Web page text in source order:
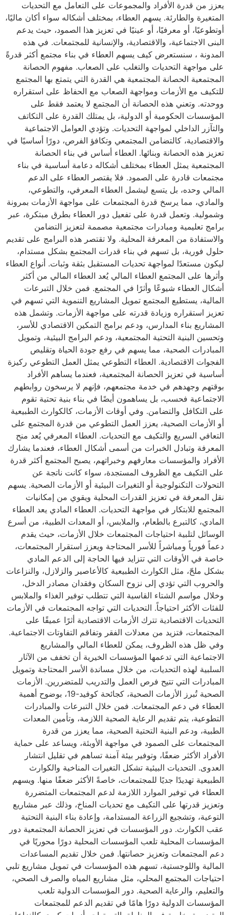
يعزز من قدرة الأفراد والمجموعات على التعامل مع التحديات
المتغيرة والطارئة. يسهم العطاء، بمختلف أشكاله سواء أكان ماليًا،
أوتطوعيًا، أو معرفيًا، أو عينيًا في تعزيز هذا الصمود، حيث يدعم
البنى الاجتماعية، والاقتصادية، والإنسانية للمجتمعات. في هذه
المدونة ، سنستعرض كيف يسهم العطاء في بناء مجتمع أكثر قدرةً
على مواجهة التحديات والتغلب على الصعاب. مفهوم الحصانة
المجتمعية الحصانة المجتمعية هي القدرة التي يتمتع بها المجتمع
للتكيف مع الأزمات ومواجهة الصعاب مع الحفاظ على استقراره
ووحدته. وتعني هذه الحصانة أن المجتمع لا يعتمد فقط على
المؤسسات الحكومية أو الدولية، بل يمتلك القدرة على التكاتف
والتآزر الداخلي لمواجهة التحديات. وتؤدي العوامل الاجتماعية
والاقتصادية، كالتضامن المجتمعي وتكافؤ الفرص، دورًا أساسيًا في
تعزيز هذه الحصانة وبنائها. العطاء أساس في بناء الحصانة
المجتمعية يمثل العطاء بمختلف أشكاله دعامة أساسية في بناء
مجتمعات قادرة على الصمود. فلا يقتصر العطاء على الدعم
المالي وحده، بل يتسع ليشمل العطاء المعرفي، والتطوعي،
والمادي، مما يرسخ قدرة المجتمعات على مواجهة الأزمات بمرونة
وشمولية. وتعمل قدرة على تفعيل دور العطاء بطرق مبتكرة، عبر
برامج تعليمية ومبادرات مجتمعية مصممة لتعزيز التضامن
والاستفادة من المعرفة المحلية. ولا تقتصر هذه البرامج على تقديم
حلول فورية، بل تسهم في بناء قدرات المجتمع بشكل مستدام،
ليكون مستعدًا لمواجهة تحديات المستقبل بثقة وثبات. أنواع العطاء
وأثرها على المجتمع العطاء المالي يُعد العطاء المالي من أكثر
أشكال العطاء شيوعًا وأثرًا في المجتمع. فمن خلال التبرعات
المالية، يستطيع المجتمع تمويل المشاريع التنموية التي تسهم في
تعزيز استقراره وزيادة قدرته على مواجهة الأزمات. وتشمل هذه
المشاريع بناء المدارس، ودعم برامج التمكين الاقتصادي للأسر،
وتحسين البنية التحتية المجتمعية، ودعم البرامج البيئية، وتمويل
المبادرات الصحية، مما يسهم في رفع جودة الحياة وتقليص
الفجوات الاقتصادية. العطاء التطوعي يمثل العمل التطوعي ركيزة
أساسية في تعزيز الحصانة المجتمعية، فعندما يساهم الأفراد
بوقتهم وجهدهم في خدمة مجتمعهم، فإنهم لا يرسخون روابطهم
الاجتماعية فحسب، بل يساهمون أيضًا في بناء بنية تحتية تقوم
على التكافل والتضامن. وفي أوقات الأزمات، كالكوارث الطبيعية
أو الأزمات الصحية، يعزز العمل التطوعي من قدرة المجتمع على
التعافي السريع والتكيف مع التحديات. العطاء المعرفي يُعد منح
المعرفة وتبادل الخبرات من أسمى أشكال العطاء، فعندما يشارك
الأفراد والمؤسسات معارفهم وخبراتهم، يصبح المجتمع أكثر قدرة
على التكيف مع الظروف المستجدة، سواء كانت ناتجة عن
التحولات التكنولوجية أو التغيرات البيئية أو الأزمات الصحية. يسهم
نقل المعرفة في تعزيز القدرات المحلية ويقوي من إمكانيات
المجتمع للابتكار في مواجهة التحديات. العطاء المادي يعد العطاء
المادي، كالتبرع بالطعام، والملابس، أو المعدات الطبية، من أسرع
الوسائل لتلبية احتياجات المجتمعات خلال الأزمات، حيث يقدم
دعماً فورياً ومباشراً للأسر المحتاجة ويعزز استقرار المجتمعات،
خاصة في الأوقات التي تتزايد فيها الحاجة إلى الدعم المادي
بشكل ملحّ، مثل الكوارث الطبيعية كالأعاصير والزلازل، والنزاعات
والحروب التي تؤدي إلى نزوح السكان وفقدان مصادر الدخل،
وخلال مواسم الشتاء القاسية التي تتطلب توفير الغذاء والملابس
للفئات الأكثر احتياجاً. التحديات التي تواجه المجتمعات في الأزمات
التحديات الاقتصادية تترك الأزمات الاقتصادية أثرًا عميقًا على
المجتمعات، فتزيد من معدلات الفقر وتفاقم التفاوتات الاجتماعية.
وفي ظل هذه الظروف، يمكن للعطاء المالي والمشاريع
الاجتماعية التي تدعمها المؤسسات الخيرية أن تخفف من الآثار
السلبية لهذه التحديات، من خلال مساندة الأسر المحتاجة وتمويل
المبادرات التي تتيح فرص العمل والتدريب للمتضررين. الأزمات
الصحية تُبرز الأزمات الصحية، كجائحة كوفيد-19، بوضوح أهمية
العطاء في دعم المجتمعات. فمن خلال التبرعات والمبادرات
التطوعية، يتم تقديم الرعاية الصحية اللازمة، وتأمين المعدات
الطبية، ودعم البنية التحتية الصحية، مما يعزز من قدرة
المجتمعات على الصمود في مواجهة الأوبئة، ويساعد على حماية
الأفراد الأكثر ضعفًا، وتوفير بيئة آمنة تساهم في تقليل انتشار
العدوى. التحديات البيئية تشكل التغيرات المناخية والكوارث
الطبيعية تهديدًا جديًا للمجتمعات، خاصةً الأكثر ضعفًا منها. ويسهم
العطاء في توفير الموارد اللازمة لدعم المجتمعات المتضررة
وتعزيز قدرتها على التكيف مع تحديات المناخ، وذلك عبر مشاريع
التوعية، وتشجيع الزراعة المستدامة، وإعادة بناء البنية التحتية
عقب الكوارث. دور المؤسسات في تعزيز الحصانة المجتمعية دور
المؤسسات المحلية تلعب المؤسسات المحلية دورًا محوريًا في
دعم المجتمعات وتعزيز حصانتها. فمن خلال تقديم المساعدات
المالية واللوجستية، تسهم هذه المؤسسات في تمويل مشاريع تلبي
احتياجات المجتمع المحلي، مثل مشاريع المياه والصرف الصحي،
والتعليم، والرعاية الصحية. دور المؤسسات الدولية تلعب
المؤسسات الدولية دورًا هامًا في تقديم الدعم للمجتمعات